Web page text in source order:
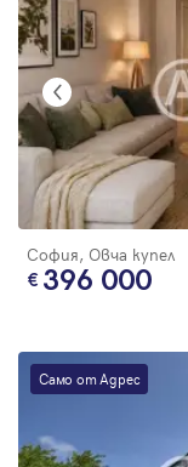
София, Овча купел
396 000
Само от Адрес